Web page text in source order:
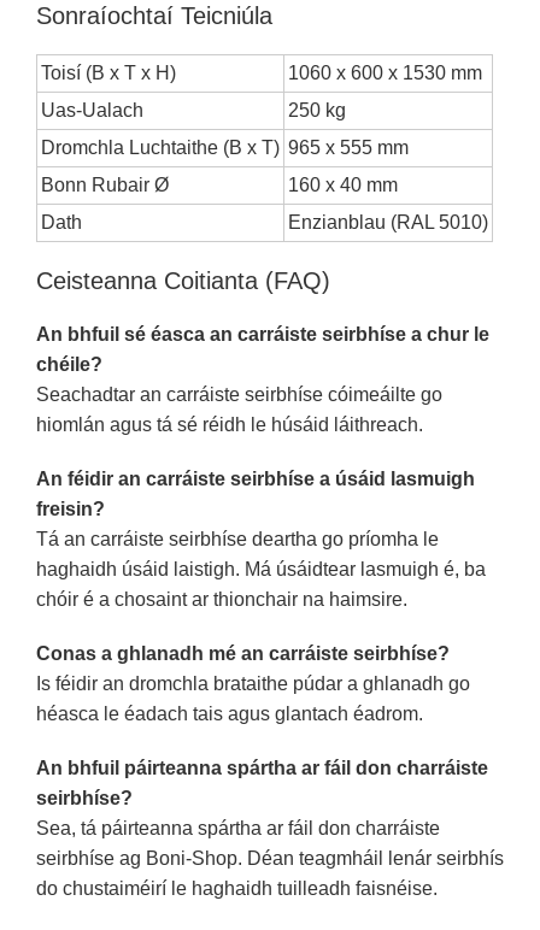
Sonraíochtaí Teicniúla
Toisí (B x T x H)
1060 x 600 x 1530 mm
Uas-Ualach
250 kg
Dromchla Luchtaithe (B x T) 965 x 555 mm
Bonn Rubair Ø
160 x 40 mm
Dath
Enzianblau (RAL 5010)
Ceisteanna Coitianta (FAQ)
An bhfuil sé éasca an carráiste seirbhíse a chur le
chéile?
Seachadtar an carráiste seirbhíse cóimeáilte go
hiomlán agus tá sé réidh le húsáid láithreach.
An féidir an carráiste seirbhíse a úsáid lasmuigh
freisin?
Tá an carráiste seirbhíse deartha go príomha le
haghaidh úsáid laistigh. Má úsáidtear lasmuigh é, ba
chóir é a chosaint ar thionchair na haimsire.
Conas a ghlanadh mé an carráiste seirbhíse?
Is féidir an dromchla brataithe púdar a ghlanadh go
héasca le éadach tais agus glantach éadrom.
An bhfuil páirteanna spártha ar fáil don charráiste
seirbhíse?
Sea, tá páirteanna spártha ar fáil don charráiste
seirbhíse ag Boni-Shop. Déan teagmháil lenár seirbhís
do chustaiméirí le haghaidh tuilleadh faisnéise.